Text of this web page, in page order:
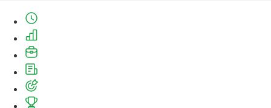
+7 (343) 226-06-71